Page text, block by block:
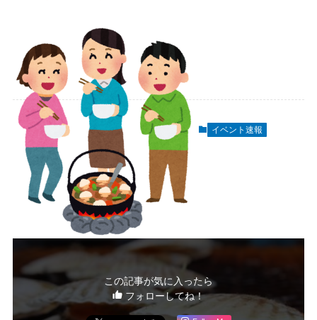
イベント速報
この記事が気に入ったら
フォローしてね！